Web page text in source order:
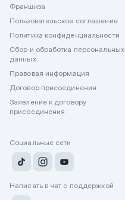
Франшиза
Пользовательское соглашение
Политика конфиденциальности
Сбор и обработка персональных
данных
Правовая информация
Договор присоединения
Заявление к договору
присоединения
Социальные сети
Написать в чат с поддержкой